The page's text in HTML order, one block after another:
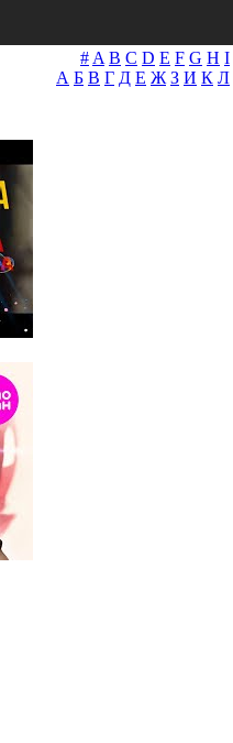
# A B C D E F G H I
А Б В Г Д Е Ж З И К Л